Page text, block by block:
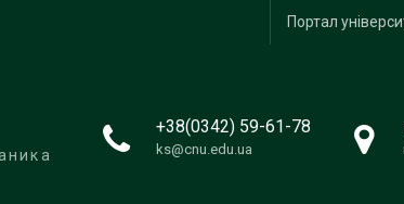
Портал
+38(0342) 59-61-78
ks@cnu.edu.ua